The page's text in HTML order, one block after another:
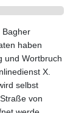
Bagher
haben
und Wortbruch
X.
selbst
von